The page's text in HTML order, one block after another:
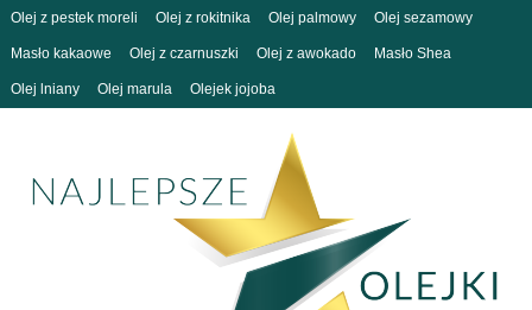
Olej z pestek moreli Olej z rokitnika Olej palmowy Olej sezamowy
Masło kakaowe Olej z czarnuszki Olej z awokado Masło Shea
Olej lniany Olej marula Olejek jojoba